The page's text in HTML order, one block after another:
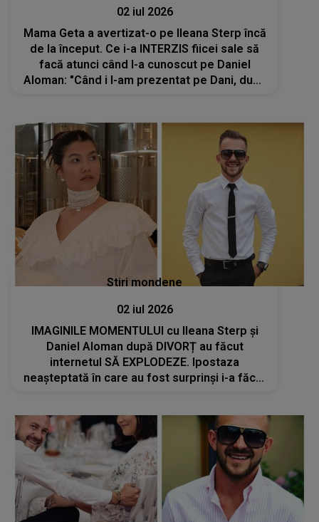
02 iul 2026
Mama Geta a avertizat-o pe Ileana Sterp încă
de la început. Ce i-a INTERZIS fiicei sale să
facă atunci când l-a cunoscut pe Daniel
Aloman: "Când i l-am prezentat pe Dani, după
Stiri mondene
02 iul 2026
IMAGINILE MOMENTULUI cu Ileana Sterp și
Daniel Aloman după DIVORȚ au făcut
internetul SĂ EXPLODEZE. Ipostaza
neașteptată în care au fost surprinși i-a făcut